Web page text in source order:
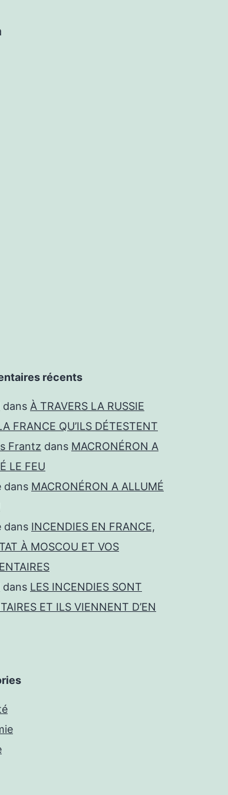
récents
dans À TRAVERS LA RUSSIE
FRANCE QU’ILS DÉTESTENT
Frantz dans MACRONÉRON A
LE FEU
dans MACRONÉRON A ALLUMÉ
dans INCENDIES EN FRANCE,
À MOSCOU ET VOS
dans LES INCENDIES SONT
ET ILS VIENNENT D’EN